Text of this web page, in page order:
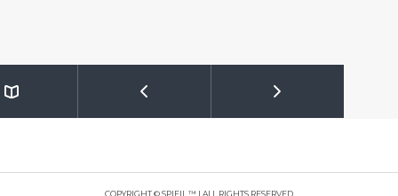
COPYRIGHT © SPIFIL ™ | ALL RIGHTS RESERVED